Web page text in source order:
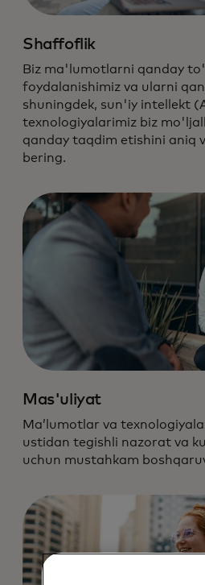
Biz ma'lumotlar va
standartlariga amal
Shaffoflik
Biz ma'lumotlarni qanday
foydalanishimiz va ularni
shuningdek, sun'iy intellekt
texnologiyalarimiz biz
qanday taqdim etishini aniq
bering.
Mas'uliyat
Maʼlumotlar va
ustidan tegishli nazorat va
uchun mustahkam